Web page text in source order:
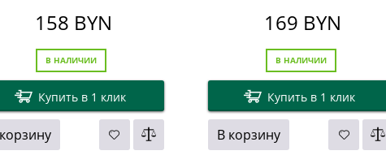
158 BYN
В НАЛИЧИИ
Купить в 1 клик
169 BYN
В НАЛИЧИИ
Купить в 1 клик
В корзину